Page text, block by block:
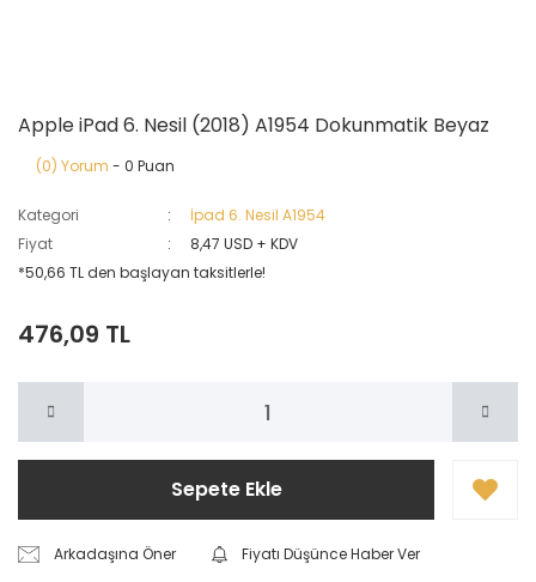
Apple iPad 6. Nesil (2018) A1954 Dokunmatik Beyaz
(0) Yorum - 0 Puan
Kategori
İpad 6. Nesil A1954
Fiyat
8,47 USD + KDV
*50,66 TL den başlayan taksitlerle!
476,09 TL
Sepete Ekle
Arkadaşına Öner
Fiyatı Düşünce Haber Ver